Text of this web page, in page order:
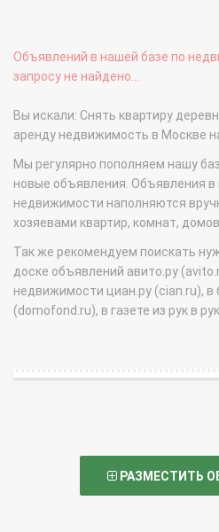
Объявлений в нашей базе по
запросу не найдено...
Вы искали: Снять квартиру
аренду недвижимость в Москве
Мы регулярно пополняем нашу
новые объявления. Объявления в
недвижимости наполняются
хозяевами квартир, комнат,
Так же рекомендуем поискать
доске объявлений авито.ру
недвижимости циан.ру (cian.ru),
(domofond.ru), в газете из рук в
РАЗМЕСТИТЬ